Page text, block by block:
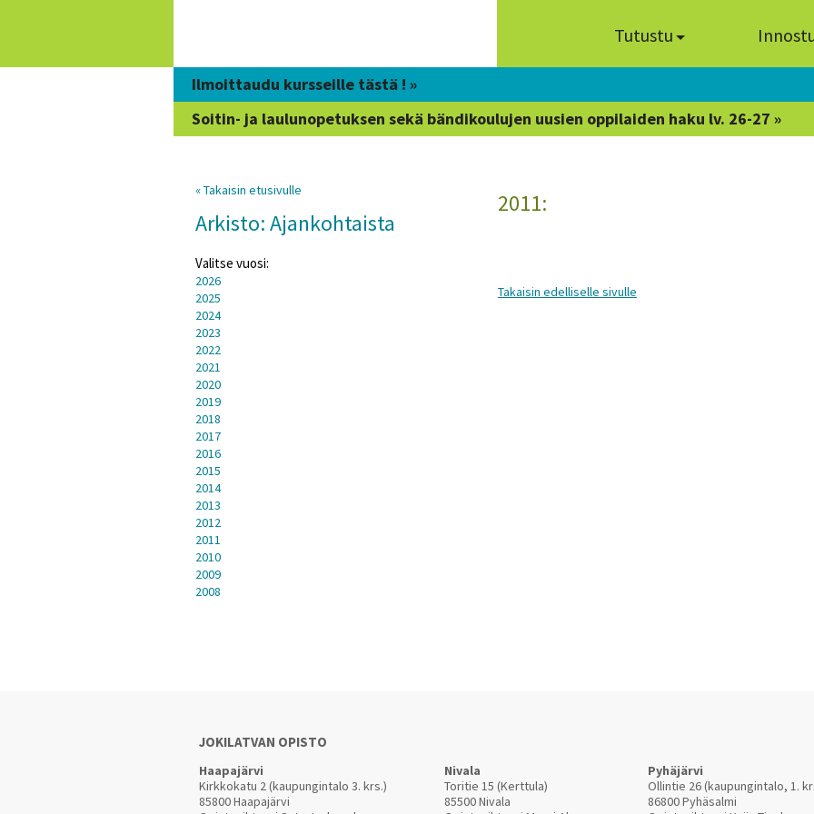
Tutustu
Ilmoittaudu kursseille tästä ! »
Soitin- ja laulunopetuksen sekä bändikoulujen uusien oppilaiden haku lv. 26-27 »
2011:
Takaisin edelliselle sivulle
« Takaisin etusivulle
Arkisto: Ajankohtaista
Valitse vuosi:
2026
2025
2024
2023
2022
2021
2020
2019
2018
2017
2016
2015
2014
2013
2012
2011
2010
2009
2008
JOKILATVAN OPISTO
Haapajärvi
Kirkkokatu 2 (kaupungintalo 3. krs.)
85800 Haapajärvi
Nivala
Toritie 15 (Kerttula)
85500 Nivala
Pyhäjärvi
Ollintie 26 (kaupungintalo, 1.
86800 Pyhäsalmi